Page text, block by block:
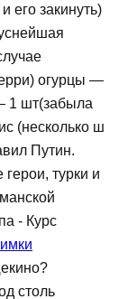
его закинуть)
огурцы —
1 шт(забыла
(несколько ш
Путин.
турки и
- Курс
столь